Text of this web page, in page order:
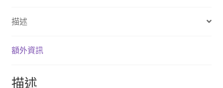
量
描述
額外資訊
描述